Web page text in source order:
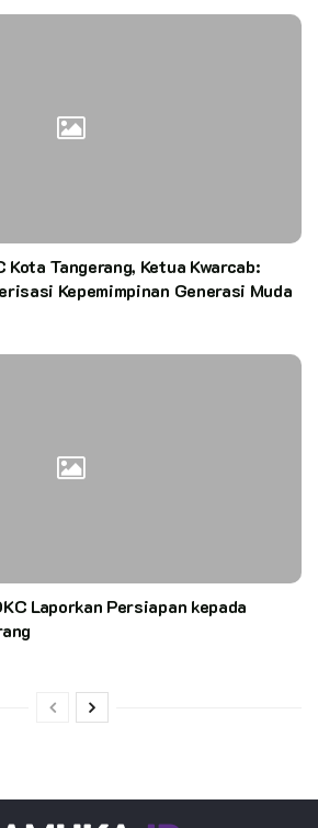
Kota Tangerang, Ketua Kwarcab:
Kepemimpinan Generasi Muda
Laporkan Persiapan kepada